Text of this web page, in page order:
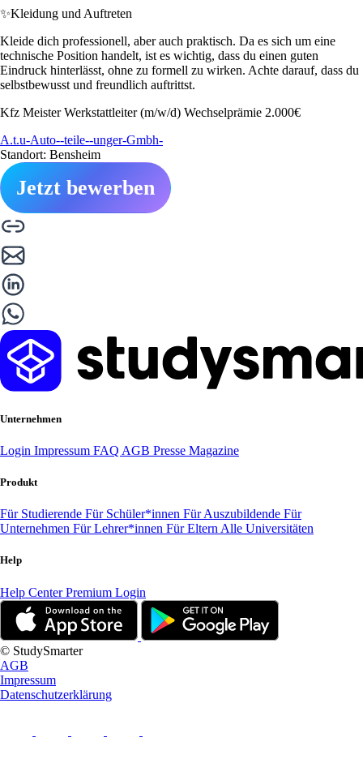
✨Kleidung und Auftreten
Kleide dich professionell, aber auch praktisch. Da es sich um eine
technische Position handelt, ist es wichtig, dass du einen guten
Eindruck hinterlässt, ohne zu formell zu wirken. Achte darauf, dass du
selbstbewusst und freundlich auftrittst.
Kfz Meister Werkstattleiter (m/w/d) Wechselprämie 2.000€
A.t.u-Auto--teile--unger-Gmbh-
Standort: Bensheim
Jetzt bewerben
Unternehmen
Login Impressum FAQ AGB Presse Magazine
Produkt
Für Studierende Für Schüler*innen Für Auszubildende Für
Unternehmen Für Lehrer*innen Für Eltern Alle Universitäten
Help
Help CenterPremium Login
© StudySmarter
AGB
Impressum
Datenschutzerklärung